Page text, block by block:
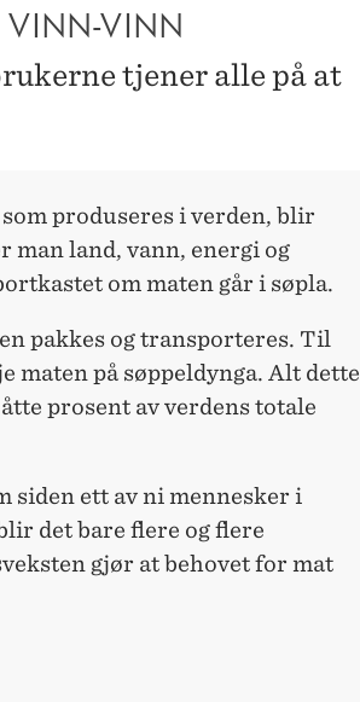
VINN
tjener alle på at
produseres i verden, blir
man land, vann, energi og
om maten går i søpla.
pakkes og transporteres. Til
maten på søppeldynga. Alt dette
prosent av verdens totale
siden ett av ni mennesker i
det bare flere og flere
gjør at behovet for mat